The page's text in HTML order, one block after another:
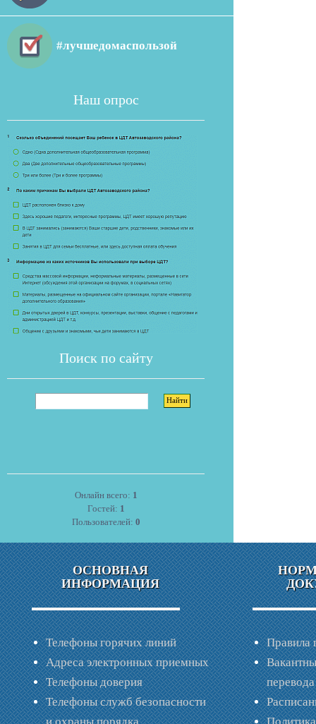
#лучшедомаспользой
Наш опрос
Поиск по сайту
Онлайн всего: 1
Гостей: 1
Пользователей: 0
ОСНОВНАЯ
ИНФОРМАЦИЯ
Телефоны горячих линий
Адреса электронных приемных
Телефоны доверия
Телефоны служб безопасности
Правила
перевода